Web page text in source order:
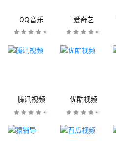
QQ音乐 爱奇艺
腾讯视频 优酷视频